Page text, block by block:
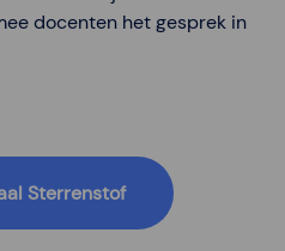
docenten het gesprek in
Sterrenstof